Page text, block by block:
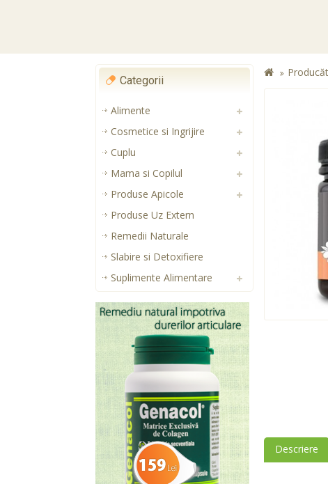
Categorii
Alimente
Cosmetice si Ingrijire
Cuplu
Mama si Copilul
Produse Apicole
Produse Uz Extern
Remedii Naturale
Slabire si Detoxifiere
Suplimente Alimentare
Descriere